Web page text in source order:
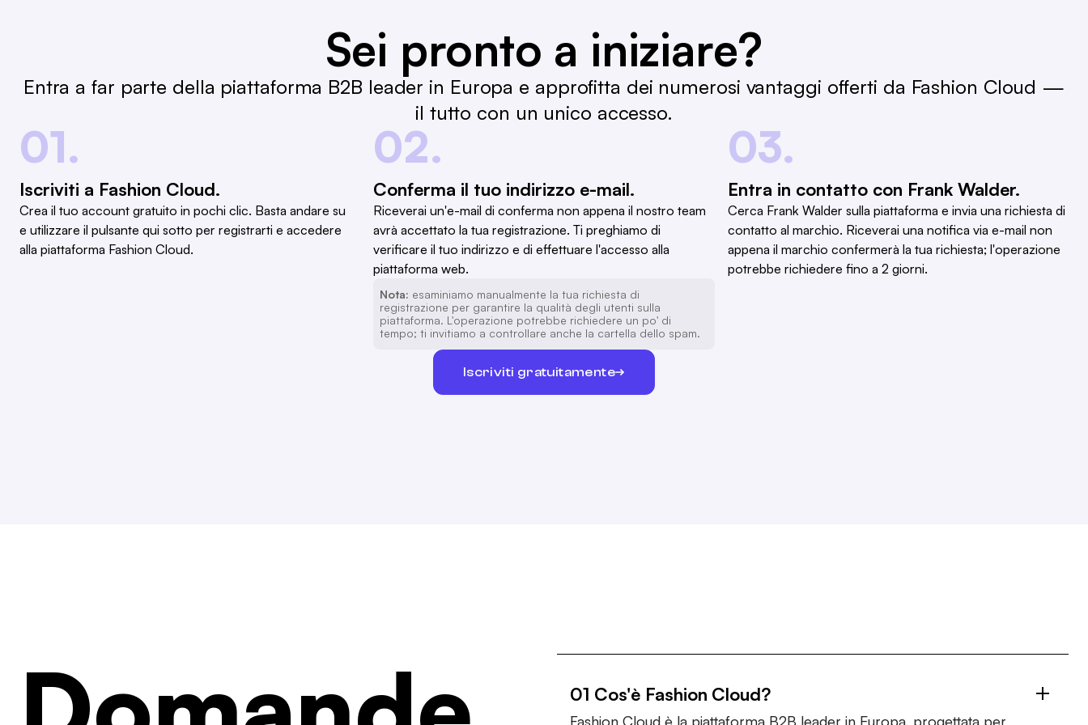
Sei pronto a iniziare?
Entra a far parte della piattaforma B2B leader in Europa e approfitta dei numerosi vantaggi offerti da Fashion Cloud —
il tutto con un unico accesso.
01.
Iscriviti a Fashion Cloud.
Crea il tuo account gratuito in pochi clic. Basta andare su
e utilizzare il pulsante qui sotto per registrarti e accedere
alla piattaforma Fashion Cloud.
02.
Conferma il tuo indirizzo e-mail.
Riceverai un'e-mail di conferma non appena il nostro team
avrà accettato la tua registrazione. Ti preghiamo di
verificare il tuo indirizzo e di effettuare l'accesso alla
piattaforma web.
Nota: esaminiamo manualmente la tua richiesta di
registrazione per garantire la qualità degli utenti sulla
piattaforma. L'operazione potrebbe richiedere un po' di
tempo; ti invitiamo a controllare anche la cartella dello spam.
03.
Entra in contatto con Frank Walder.
Cerca Frank Walder sulla piattaforma e invia una richiesta di
contatto al marchio. Riceverai una notifica via e-mail non
appena il marchio confermerà la tua richiesta; l'operazione
potrebbe richiedere fino a 2 giorni.
Iscriviti gratuitamente
01 Cos'è Fashion Cloud?
Fashion Cloud è la piattaforma B2B leader in Europa, progettata per